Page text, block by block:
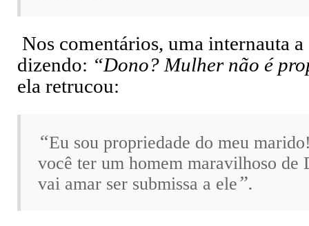
Nos comentários, uma internauta
dizendo: “Dono? Mulher não é
ela retrucou:
“Eu sou propriedade do meu
você ter um homem maravilhoso de
vai amar ser submissa a ele”.